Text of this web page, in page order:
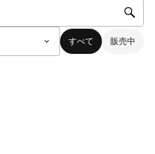
すべて 販売中